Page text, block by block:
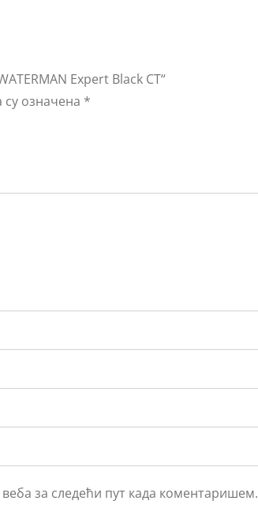
Expert Black CT“
означена *
за следећи пут када коментаришем.